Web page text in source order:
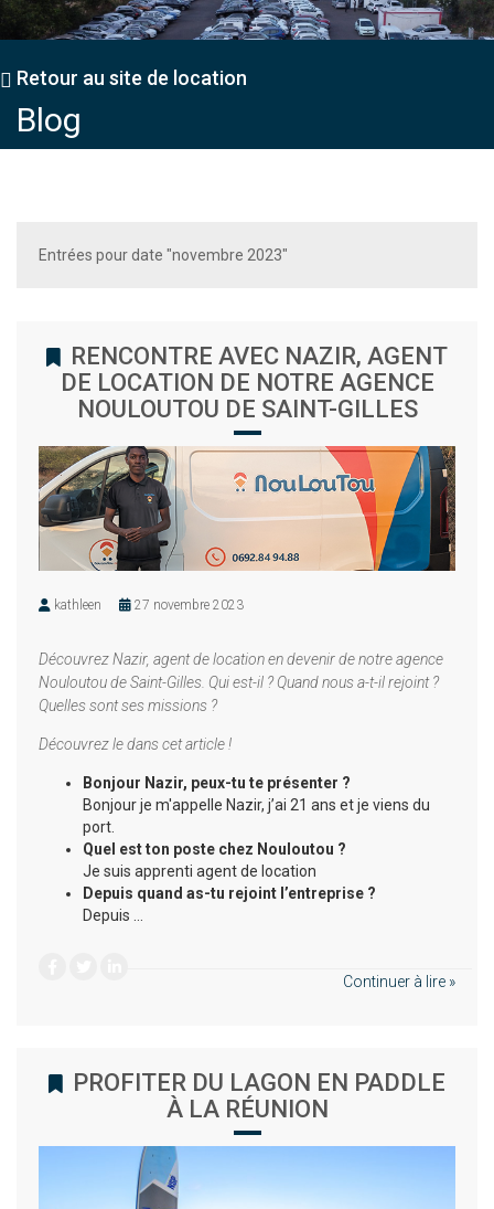
Retour au site de location
Blog
Entrées pour date "novembre 2023"
RENCONTRE AVEC NAZIR, AGENT
DE LOCATION DE NOTRE AGENCE
NOULOUTOU DE SAINT-GILLES
kathleen 27 novembre 2023
Découvrez Nazir, agent de location en devenir de notre agence
Nouloutou de Saint-Gilles. Qui est-il ? Quand nous a-t-il rejoint ?
Quelles sont ses missions ?
Découvrez le dans cet article !
Bonjour Nazir, peux-tu te présenter ?
Bonjour je m'appelle Nazir, j’ai 21 ans et je viens du
port.
Quel est ton poste chez Nouloutou ?
Je suis apprenti agent de location
Depuis quand as-tu rejoint l’entreprise ?
Depuis …
Continuer à lire »
PROFITER DU LAGON EN PADDLE
À LA RÉUNION